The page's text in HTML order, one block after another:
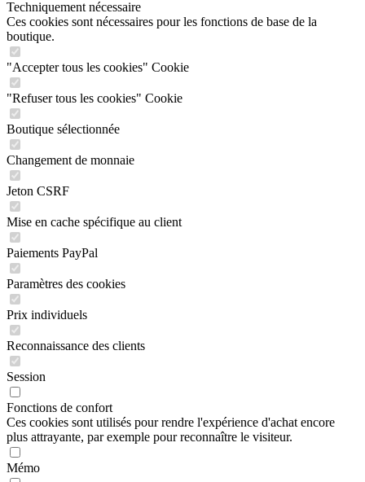
Techniquement nécessaire
Ces cookies sont nécessaires pour les fonctions de base de la
boutique.
"Accepter tous les cookies" Cookie
"Refuser tous les cookies" Cookie
Boutique sélectionnée
Changement de monnaie
Jeton CSRF
Mise en cache spécifique au client
Paiements PayPal
Paramètres des cookies
Prix individuels
Reconnaissance des clients
Session
Fonctions de confort
Ces cookies sont utilisés pour rendre l'expérience d'achat encore
plus attrayante, par exemple pour reconnaître le visiteur.
Mémo